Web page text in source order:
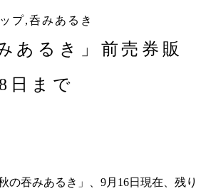
プ,呑みあるき
あるき」前売券販
日まで
の吞みあるき」、9月16日現在、残り